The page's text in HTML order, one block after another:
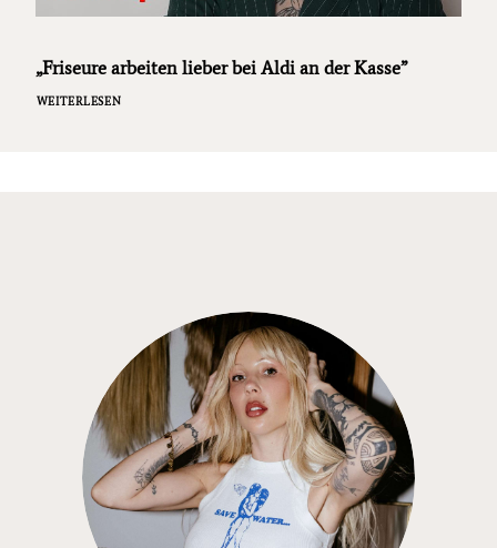
„Friseure arbeiten lieber bei Aldi an der Kasse”
WEITERLESEN